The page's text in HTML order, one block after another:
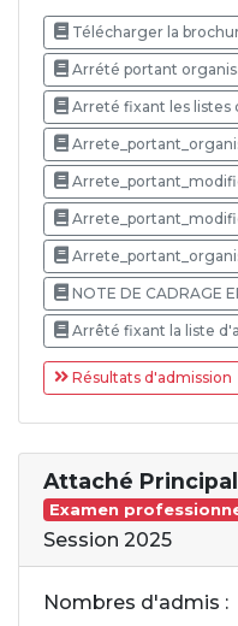
Télécharger la
Arrété portant
Arreté fixant les listes
NOTE DE CADRAGE
Arrêté fixant la liste
Résultats d'admission
Attaché Principal
Examen
Session 2025
Nombres d'admis :